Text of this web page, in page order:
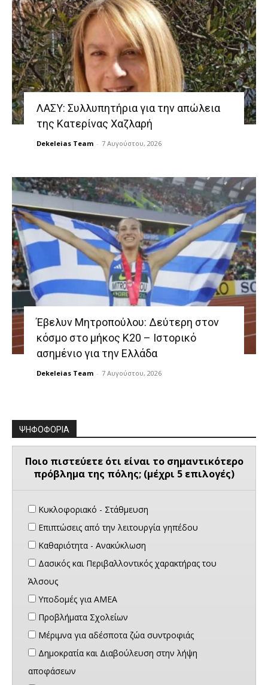
ΛΑΣΥ: Συλλυπητήρια για την απώλεια
της Κατερίνας Χαζλαρή
Dekeleias Team - 7 Αυγούστου, 2026
Έβελυν Μητροπούλου: Δεύτερη στον
κόσμο στο μήκος Κ20 – Ιστορικό
ασημένιο για την Ελλάδα
Dekeleias Team - 7 Αυγούστου, 2026
ΨΗΦΟΦΟΡΙΑ
Ποιο πιστεύετε ότι είναι το σημαντικότερο
πρόβλημα της πόλης; (μέχρι 5 επιλογές)
Κυκλοφοριακό - Στάθμευση
Επιπτώσεις από την λειτουργία γηπέδου
Καθαριότητα - Ανακύκλωση
Δασικός και Περιβαλλοντικός χαρακτήρας του
Άλσους
Υποδομές για ΑΜΕΑ
Προβλήματα Σχολείων
Μέριμνα για αδέσποτα ζώα συντροφιάς
Δημοκρατία και Διαβούλευση στην λήψη
αποφάσεων